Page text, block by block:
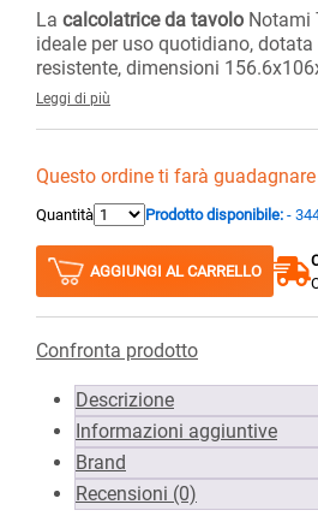
La calcolatrice da tavolo Notami
ideale per uso quotidiano,
resistente, dimensioni
Leggi di più
Questo ordine ti farà
Quantità Prodotto disponibile: -
AGGIUNGI AL CARRELLO
Confronta prodotto
Descrizione
Informazioni aggiuntive
Brand
Recensioni (0)